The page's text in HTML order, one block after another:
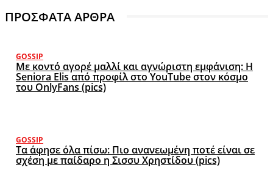
ΠΡΟΣΦΑΤΑ ΑΡΘΡΑ
GOSSIP
Με κοντό αγορέ μαλλί και αγνώριστη εμφάνιση: Η
Seniora Elis από προφίλ στο YouTube στον κόσμο
του OnlyFans (pics)
GOSSIP
Τα άφησε όλα πίσω: Πιο ανανεωμένη ποτέ είναι σε
σχέση με παίδαρο η Σισσυ Χρηστίδου (pics)